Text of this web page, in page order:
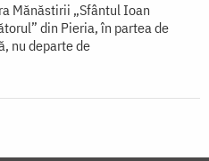
Mănăstirii „Sfântul Ioan
din Pieria, în partea de
nu departe de